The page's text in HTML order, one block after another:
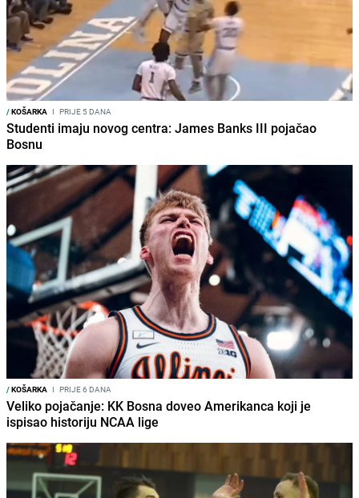
/KOŠARKA I PRIJE 5 DANA
Studenti imaju novog centra: James Banks III pojačao
Bosnu
/KOŠARKA I PRIJE 6 DANA
Veliko pojačanje: KK Bosna doveo Amerikanca koji je
ispisao historiju NCAA lige